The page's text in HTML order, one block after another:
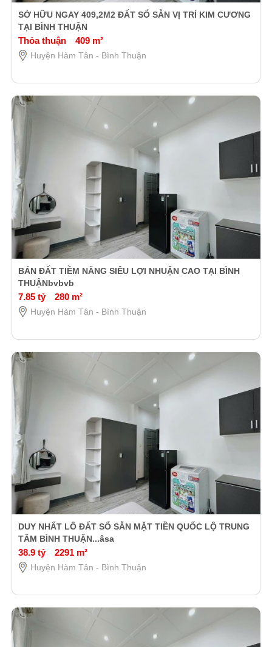
SỞ HỮU NGAY 409,2M2 ĐẤT SỔ SẴN VỊ TRÍ KIM CƯƠNG
TẠI BÌNH THUẬN
Thỏa thuận 409 m²
Huyện Hàm Tân - Bình Thuận
BÁN ĐẤT TIỀM NĂNG SIÊU LỢI NHUẬN CAO TẠI BÌNH
THUẬNbvbvb
7.85 tỷ 280 m²
Huyện Hàm Tân - Bình Thuận
DUY NHẤT LÔ ĐẤT SỔ SẴN MẶT TIỀN QUỐC LỘ TRUNG
TÂM BÌNH THUẬN...âsa
38.9 tỷ 2291 m²
Huyện Hàm Tân - Bình Thuận